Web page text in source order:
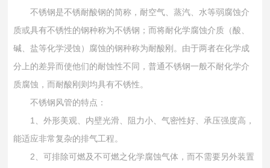
不锈钢是不锈耐酸钢的简称，耐空气、蒸汽、水等弱腐蚀介
质或具有不锈性的钢种称为不锈钢；而将耐化学腐蚀介质（酸、
碱、盐等化学浸蚀）腐蚀的钢种称为耐酸刚。由于两者在化学成
分上的差异而使他们的耐蚀性不同，普通不锈钢一般不耐化学介
质腐蚀，而耐酸刚则均具有不锈性。
不锈钢风管的特点：
1、外形美观、内壁光滑、阻力小、气密性好、承压强度高，
能适应非常复杂的排气工程。
2、可排除可燃及不可燃之化学腐蚀气体，而不需要另外装置